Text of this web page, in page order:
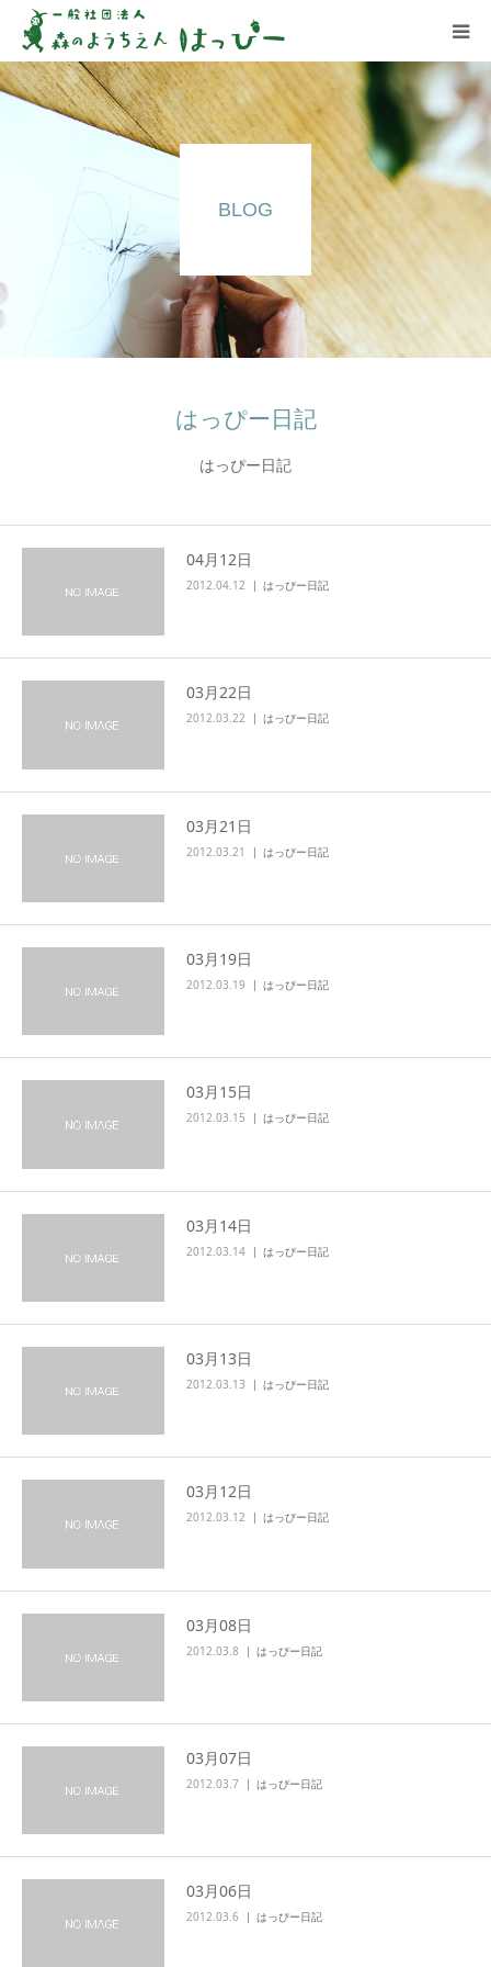
BLOG
はっぴー日記
はっぴー日記
04月12日
2012.04.12 はっぴー日記
03月22日
2012.03.22 はっぴー日記
03月21日
2012.03.21 はっぴー日記
03月19日
2012.03.19 はっぴー日記
03月15日
2012.03.15 はっぴー日記
03月14日
2012.03.14 はっぴー日記
03月13日
2012.03.13 はっぴー日記
03月12日
2012.03.12 はっぴー日記
03月08日
2012.03.8 はっぴー日記
03月07日
2012.03.7 はっぴー日記
03月06日
2012.03.6 はっぴー日記
はっぴーについて
はっぴーの保育
お知らせ
ブログ
アクセス